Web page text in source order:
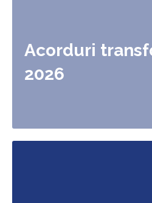
Acorduri
2026